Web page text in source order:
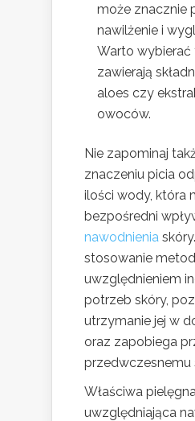
może znacznie
nawilżenie i
Warto wybierać
zawierają
aloes czy
owoców.
Nie zapominaj
znaczeniu picia
ilości wody, która
bezpośredni
nawodnienia
stosowanie
uwzględnieniem
potrzeb skóry,
utrzymanie jej w
oraz zapobiega
przedwczesnemu
Właściwa
uwzględniająca